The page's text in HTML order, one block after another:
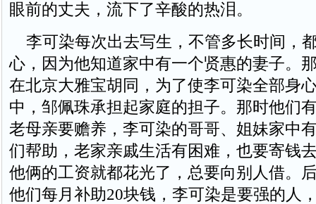
眼前的丈夫，流下了辛酸的热泪。
李可染每次出去写生，不管多长时间，
心，因为他知道家中有一个贤惠的妻子。
在北京大雅宝胡同，为了使李可染全部身
中，邹佩珠承担起家庭的担子。那时他们
老母亲要赡养，李可染的哥哥、姐妹家中
们帮助，老家亲戚生活有困难，也要寄钱
他俩的工资就都花光了，总要向别人借。
他们每月补助20块钱，李可染是要强的人